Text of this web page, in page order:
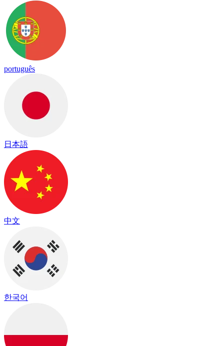
português
日本語
中文
한국어